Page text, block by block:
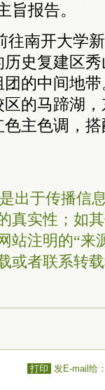
旨报告。
往南开大学
史复建区
的中间地
的马蹄湖
主色调，
出于传播信
真实性；如
站注明的“来
或者联系转
打印 发E-mail给